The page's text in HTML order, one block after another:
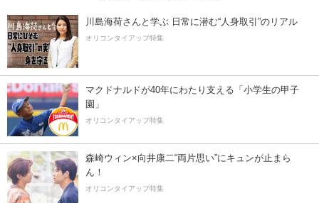
川島海荷さんと学ぶ 日常に潜む“人身取引”のリアル
オリコンタイアップ特集
マクドナルドが40年にわたり支える「小学生の甲子
園」
オリコンタイアップ特集
森崎ウィン×向井康二“両片思い”にキュンが止まら
ん！
オリコンタイアップ特集